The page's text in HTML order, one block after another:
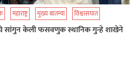
महाराष्ट्र मुख्य बातम्या विश्वासघात
सांगुन केली फसवणुक स्थानिक गुन्हे शाखेने